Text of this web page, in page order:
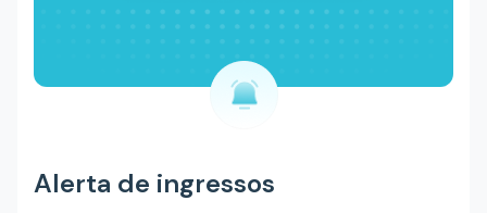
Alerta de ingressos